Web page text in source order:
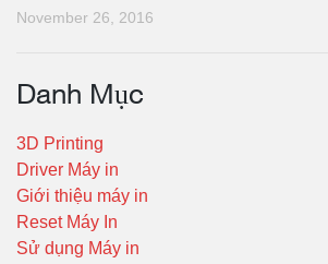
November 26, 2016
Danh Mục
3D Printing
Driver Máy in
Giới thiệu máy in
Reset Máy In
Sử dụng Máy in